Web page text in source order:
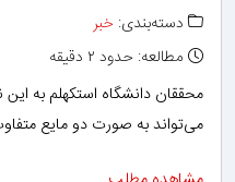
دسته‌بندی: خبر
مطالعه: حدود ۲ دقیقه
محققان دانشگاه استکهلم به
می‌تواند به صورت دو مایع